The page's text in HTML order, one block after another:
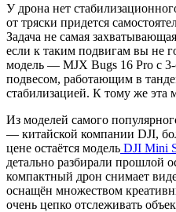
У дрона нет
от тряски придется
Задача не самая
если к таким подвигам вы не
модель — MJX Bugs 16 Pro с
подвесом, работающим в
стабилизацией. К тому же эта
Из моделей самого
— китайской компании DJI,
цене остаётся модель DJI Mini
детально разбирали прошлой
компактный дрон снимает
оснащён множеством
очень цепко отслеживать